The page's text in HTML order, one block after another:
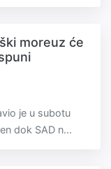
moreuz će
je u subotu
dok SAD n...